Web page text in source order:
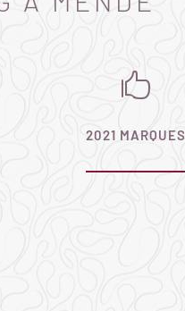

2021 MARQUES